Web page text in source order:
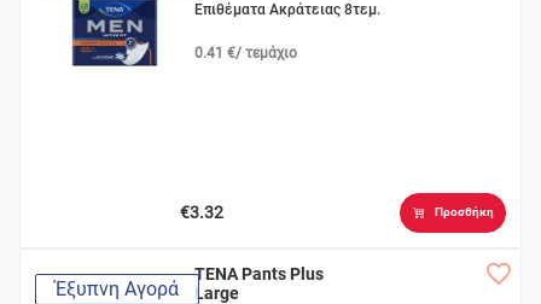
Επιθέματα Ακράτειας 8τεμ.
0.41 €/ τεμάχιο
€3.32 Προσθήκη
Έξυπνη Αγορά
TENA Pants Plus
Large